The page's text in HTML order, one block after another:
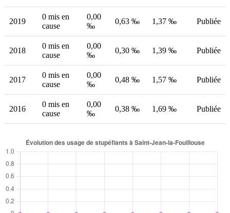
2019
0 mis en
cause
0,00
‰
0,63 ‰ 1,37 ‰ Publiée
2018
0 mis en
cause
0,00
‰
0,30 ‰ 1,39 ‰ Publiée
2017
0 mis en
cause
0,00
‰
0,48 ‰ 1,57 ‰ Publiée
2016
0 mis en
cause
0,00
‰
0,38 ‰ 1,69 ‰ Publiée